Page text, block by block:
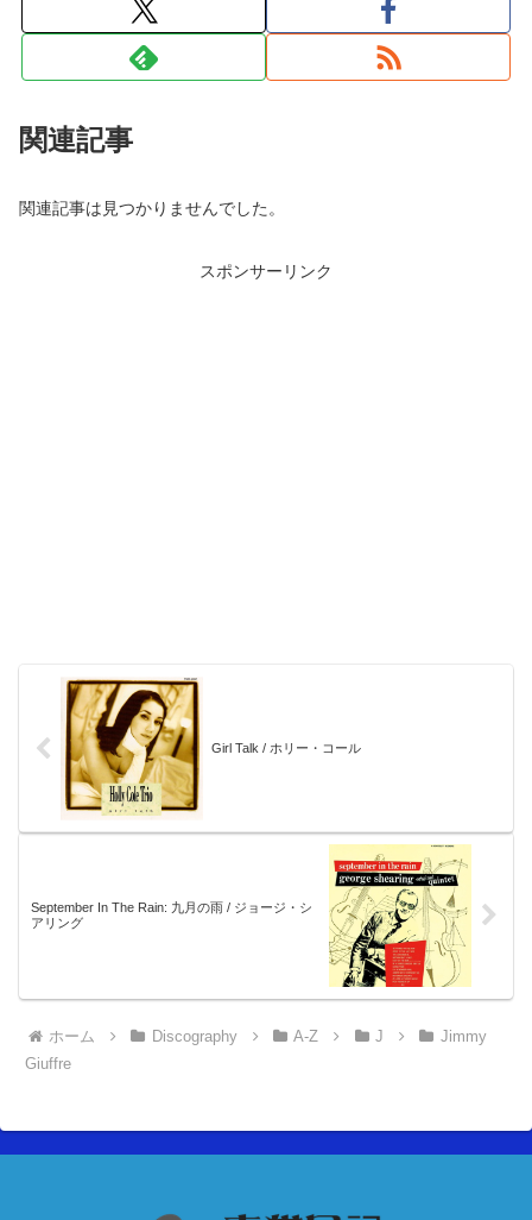
関連記事
関連記事は見つかりませんでした。
スポンサーリンク
Girl Talk / ホリー・コール
September In The Rain: 九月の雨 / ジョージ・シ
アリング
ホーム Discography A-Z J
Jimmy
Giuffre